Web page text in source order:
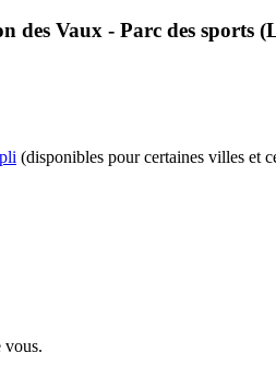
des Vaux - Parc des sports
(disponibles pour certaines villes et
vous.